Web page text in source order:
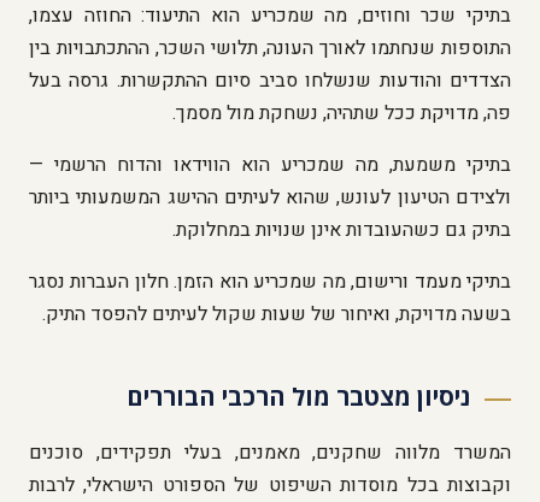
בתיקי שכר וחוזים, מה שמכריע הוא התיעוד: החוזה עצמו,
התוספות שנחתמו לאורך העונה, תלושי השכר, ההתכתבויות בין
הצדדים והודעות שנשלחו סביב סיום ההתקשרות. גרסה בעל
פה, מדויקת ככל שתהיה, נשחקת מול מסמך.
בתיקי משמעת, מה שמכריע הוא הווידאו והדוח הרשמי —
ולצידם הטיעון לעונש, שהוא לעיתים ההישג המשמעותי ביותר
בתיק גם כשהעובדות אינן שנויות במחלוקת.
בתיקי מעמד ורישום, מה שמכריע הוא הזמן. חלון העברות נסגר
בשעה מדויקת, ואיחור של שעות שקול לעיתים להפסד התיק.
ניסיון מצטבר מול הרכבי הבוררים
המשרד מלווה שחקנים, מאמנים, בעלי תפקידים, סוכנים
וקבוצות בכל מוסדות השיפוט של הספורט הישראלי, לרבות